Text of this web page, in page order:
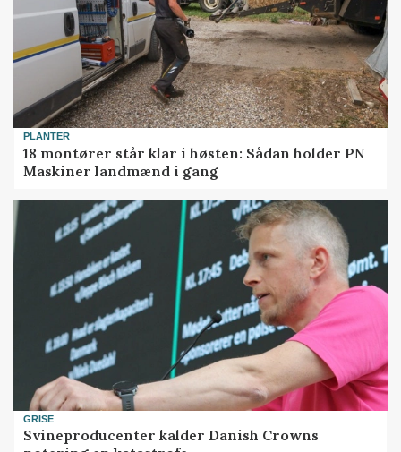
PLANTER
18 montører står klar i høsten: Sådan holder PN
Maskiner landmænd i gang
GRISE
Svineproducenter kalder Danish Crowns